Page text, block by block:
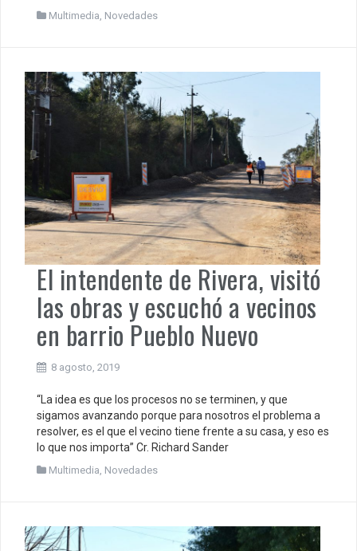
Multimedia Novedades
El intendente de Rivera, visitó
las obras y escuchó a vecinos
en barrio Pueblo Nuevo
8 agosto, 2019
“La idea es que los procesos no se terminen, y que
sigamos avanzando porque para nosotros el problema a
resolver, es el que el vecino tiene frente a su casa, y eso es
lo que nos importa” Cr. Richard Sander
Multimedia Novedades